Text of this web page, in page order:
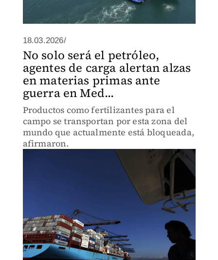
18.03.2026/
No solo será el petróleo,
agentes de carga alertan alzas
en materias primas ante
guerra en Med...
Productos como fertilizantes para el
campo se transportan por esta zona del
mundo que actualmente está bloqueada,
afirmaron.